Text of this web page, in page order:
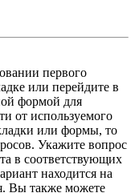
первого
или перейдите в
формой для
от используемого
или формы, то
Укажите вопрос
в соответствующих
находится на
Вы также можете